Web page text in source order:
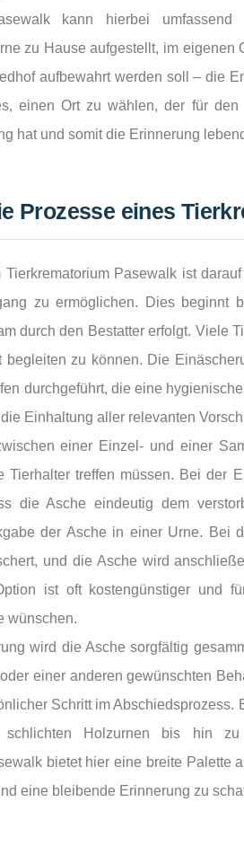
kann hierbei
zu Hause aufgestellt, im eigenen
aufbewahrt werden soll – die
einen Ort zu wählen, der für
hat und somit die Erinnerung
Prozesse eines
Tierkrematorium Pasewalk ist
zu ermöglichen. Dies beginnt
durch den Bestatter erfolgt. Viele
begleiten zu können. Die
durchgeführt, die eine
Einhaltung aller relevanten
einer Einzel- und einer
Tierhalter treffen müssen. Bei der
die Asche eindeutig dem
der Asche in einer Urne. Bei
und die Asche wird
ist oft kostengünstiger und
wünschen.
wird die Asche sorgfältig
einer anderen gewünschten
Schritt im
Holzurnen bis hin zu
bietet hier eine breite Palette
eine bleibende Erinnerung zu